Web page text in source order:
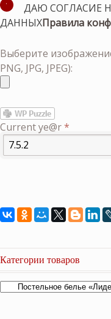
ДАЮ СОГЛАСИЕ
ДАННЫХПравила
Выберите
PNG, JPG, JPEG):
Current ye@r*
Категории товаров